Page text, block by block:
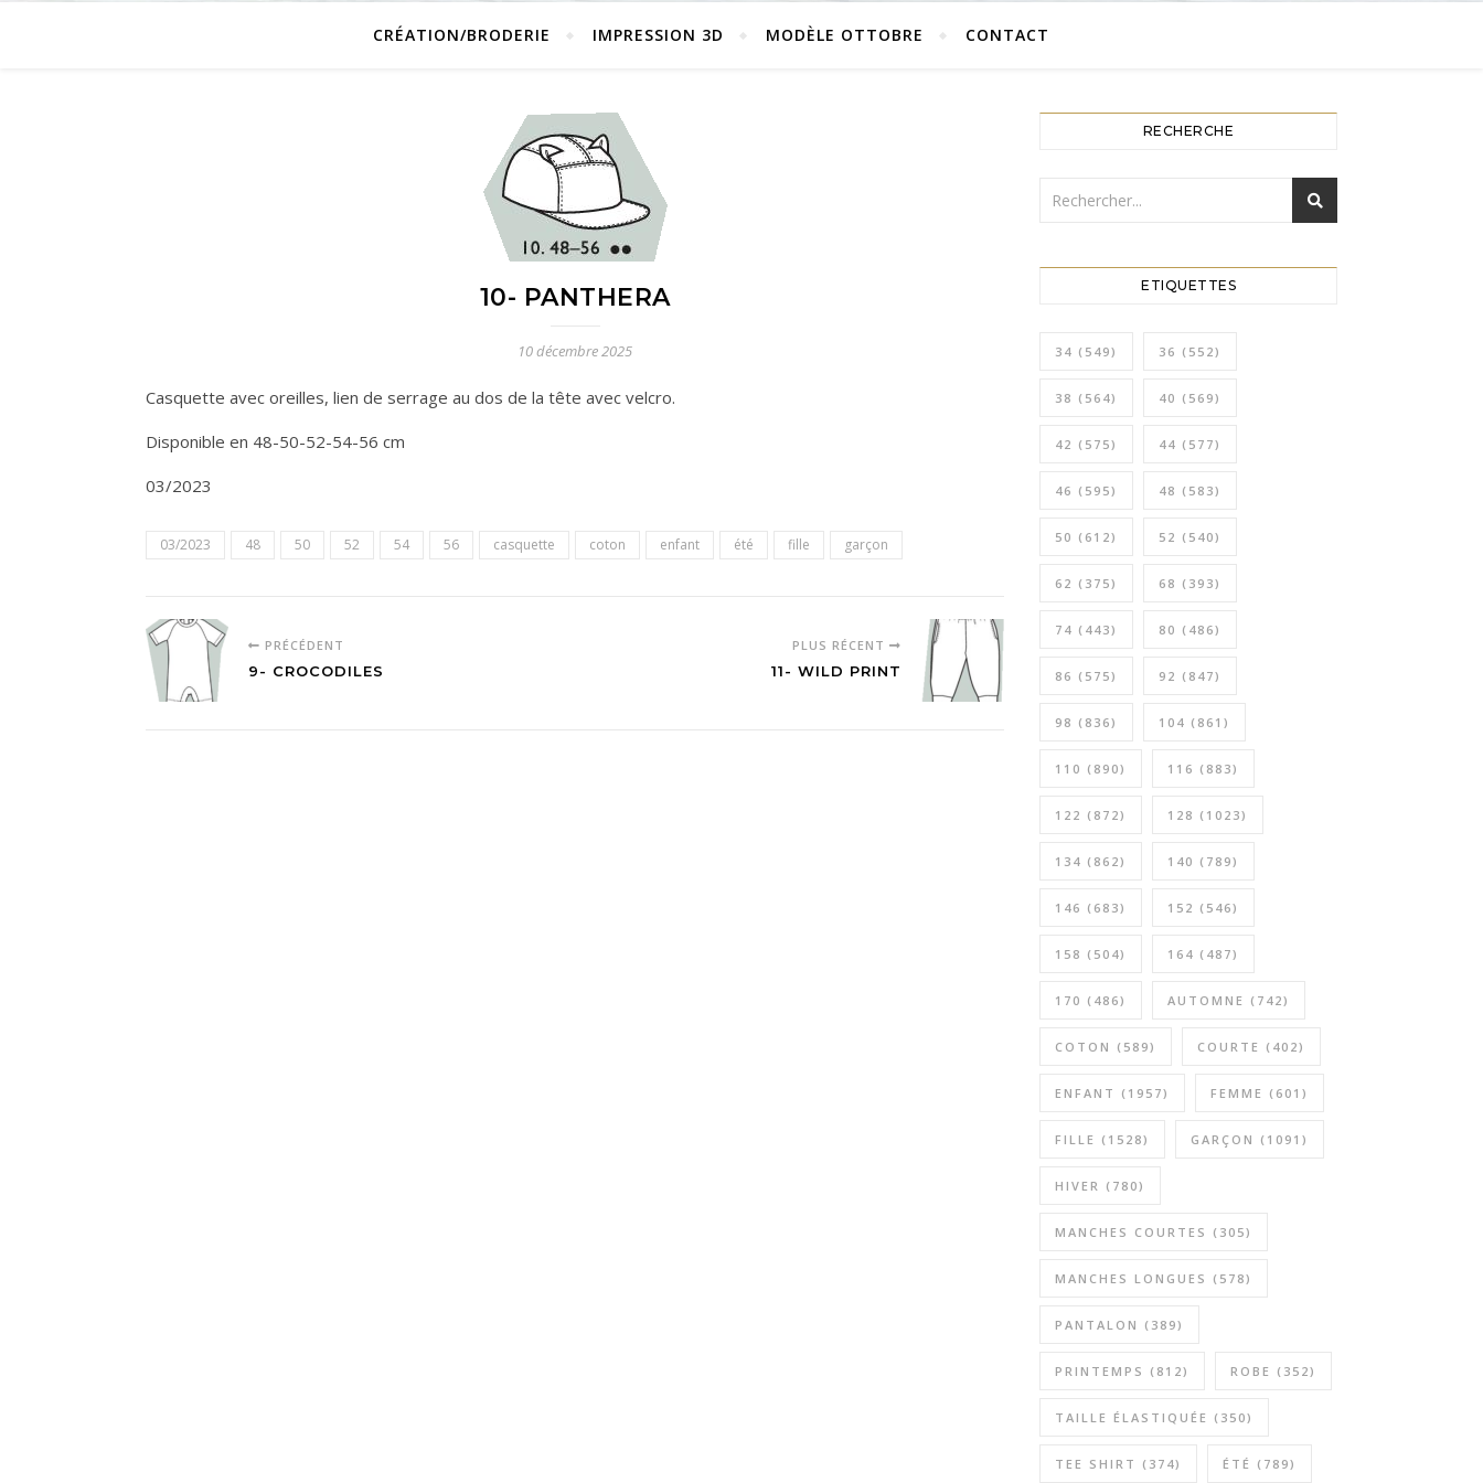
CRÉATION/BRODERIE IMPRESSION 3D MODÈLE OTTOBRE CONTACT
10- PANTHERA
10 décembre 2025
Casquette avec oreilles, lien de serrage au dos de la tête avec velcro.
Disponible en 48-50-52-54-56 cm
03/2023
03/2023 48 50 52 54 56 casquette coton enfant été fille garçon
PRÉCÉDENT
9- CROCODILES
PLUS RÉCENT
11- WILD PRINT
RECHERCHE
ETIQUETTES
34 (549) 36 (552)
38 (564) 40 (569)
42 (575) 44 (577)
46 (595) 48 (583)
50 (612) 52 (540)
62 (375) 68 (393)
74 (443) 80 (486)
86 (575) 92 (847)
98 (836) 104 (861)
110 (890) 116 (883)
122 (872) 128 (1023)
134 (862) 140 (789)
146 (683) 152 (546)
158 (504) 164 (487)
170 (486) AUTOMNE (742)
COTON (589) COURTE (402)
ENFANT (1957) FEMME (601)
FILLE (1528) GARÇON (1091)
HIVER (780)
MANCHES COURTES (305)
MANCHES LONGUES (578)
PANTALON (389)
PRINTEMPS (812) ROBE (352)
TAILLE ÉLASTIQUÉE (350)
TEE SHIRT (374) ÉTÉ (789)